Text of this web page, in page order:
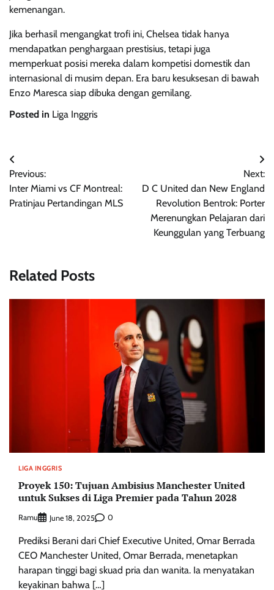
kemenangan.
Jika berhasil mengangkat trofi ini, Chelsea tidak hanya
mendapatkan penghargaan prestisius, tetapi juga
memperkuat posisi mereka dalam kompetisi domestik dan
internasional di musim depan. Era baru kesuksesan di bawah
Enzo Maresca siap dibuka dengan gemilang.
Posted in Liga Inggris
Post
navigation
Previous:
Inter Miami vs CF Montreal:
Pratinjau Pertandingan MLS
Next:
D C United dan New England
Revolution Bentrok: Porter
Merenungkan Pelajaran dari
Keunggulan yang Terbuang
Related Posts
LIGA INGGRIS
Proyek 150: Tujuan Ambisius Manchester United
untuk Sukses di Liga Premier pada Tahun 2028
Ramu June 18, 2025 0
Prediksi Berani dari Chief Executive United, Omar Berrada
CEO Manchester United, Omar Berrada, menetapkan
harapan tinggi bagi skuad pria dan wanita. Ia menyatakan
keyakinan bahwa […]